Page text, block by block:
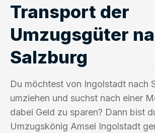
Transport der
Umzugsgüter
Salzburg
Du möchtest von Ingolstadt nach
umziehen und suchst nach einer
dabei Geld zu sparen? Dann bist
Umzugskönig Amsel Ingolstadt